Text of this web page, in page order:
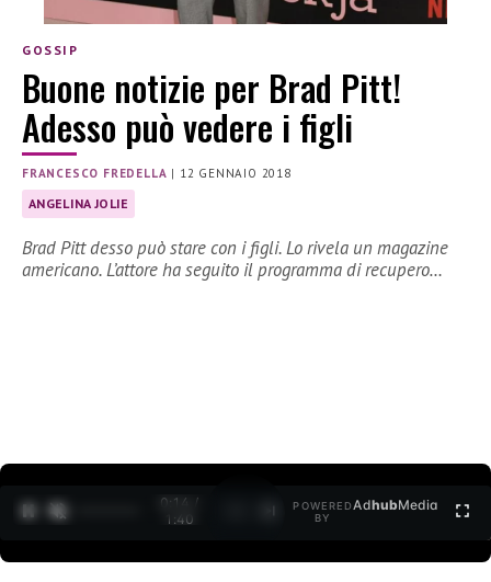
GOSSIP
Buone notizie per Brad Pitt!
Adesso può vedere i figli
FRANCESCO FREDELLA | 12 GENNAIO 2018
ANGELINA JOLIE
Brad Pitt desso può stare con i figli. Lo rivela un magazine
americano. L’attore ha seguito il programma di recupero…
0:15 /
1:40
POWERED
BY
AdhubMedia